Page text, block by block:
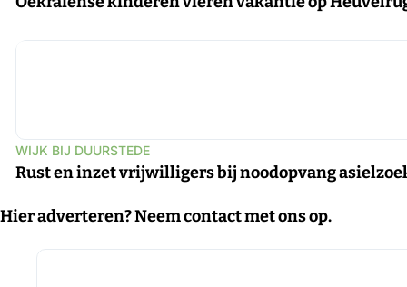
WIJK BIJ DUURSTEDE
Rust en inzet vrijwilligers bij noodopvang
Hier adverteren? Neem contact met ons op.